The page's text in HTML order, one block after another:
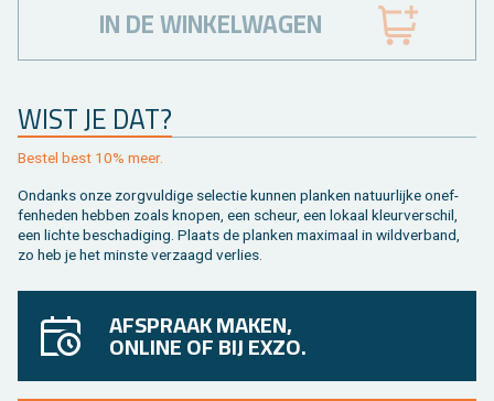
WIST JE DAT?
Be­stel best 10% meer.
On­danks onze zorg­vul­di­ge se­lec­tie kun­nen plan­ken na­tuur­lij­ke on­ef­
fen­he­den heb­ben zoals kno­pen, een scheur, een lo­kaal kleur­ver­schil,
een lich­te be­scha­di­ging. Plaats de plan­ken maxi­maal in wild­ver­band,
zo heb je het min­ste ver­zaagd ver­lies.
IN DE WINKELWAGEN
AFSPRAAK MAKEN,
ONLINE OF BIJ EXZO.